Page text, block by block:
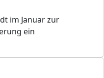
im Januar zur
ein